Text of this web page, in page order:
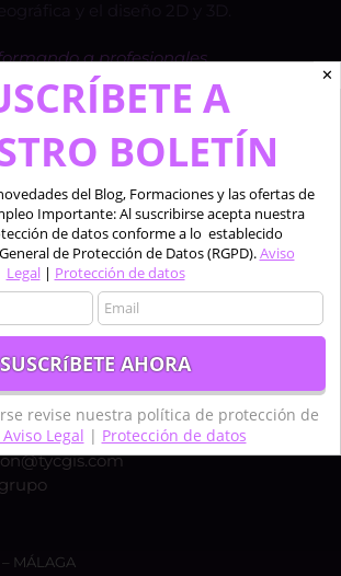
a profesionales.
MADRID
50, 1ºC,
325 482
882
– MÁLAGA
✕
A
BOLETÍN
del Blog, Formaciones y las ofertas de
Importante: Al suscribirse acepta nuestra
de datos conforme a lo establecido
de Protección de Datos (RGPD).Aviso
Legal| Protección de datos
revise nuestra política de protección de
Aviso Legal | Protección de datos